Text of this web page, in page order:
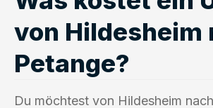
von Hildesheim
Petange?
Du möchtest von Hildesheim